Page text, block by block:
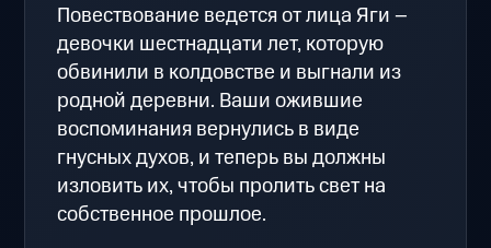
Повествование ведется от лица Яги –
девочки шестнадцати лет, которую
обвинили в колдовстве и выгнали из
родной деревни. Ваши ожившие
воспоминания вернулись в виде
гнусных духов, и теперь вы должны
изловить их, чтобы пролить свет на
собственное прошлое.